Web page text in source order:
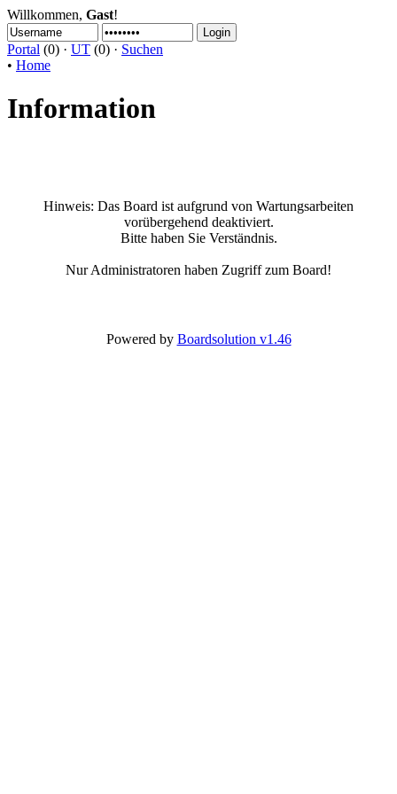
Willkommen, Gast!
Portal (0) · UT (0) · Suchen
• Home
Information
Hinweis: Das Board ist aufgrund von Wartungsarbeiten
vorübergehend deaktiviert.
Bitte haben Sie Verständnis.
Nur Administratoren haben Zugriff zum Board!
Powered by Boardsolution v1.46